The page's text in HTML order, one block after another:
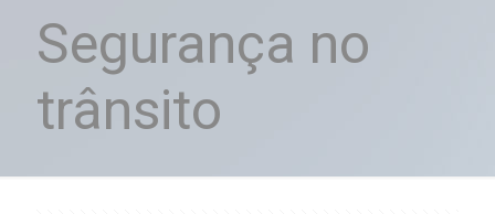
Segurança no
trânsito